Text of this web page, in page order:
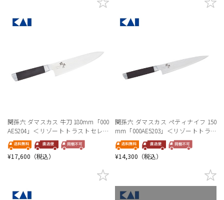
関孫六 ダマスカス 牛刀 180mm「000
AE5204」＜リゾートトラストセレク
ション＞
¥17,600（税込）
関孫六 ダマスカス ペティナイフ 150
mm「000AE5203」＜リゾートトラス
トセレクション＞
¥14,300（税込）